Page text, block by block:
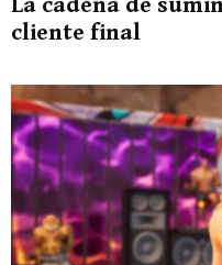
cliente final